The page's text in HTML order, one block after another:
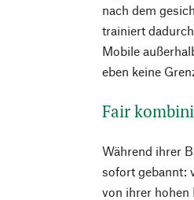
nach dem
trainiert
Mobile
eben keine
Fair
Während ihrer
sofort gebannt:
von ihrer hohen